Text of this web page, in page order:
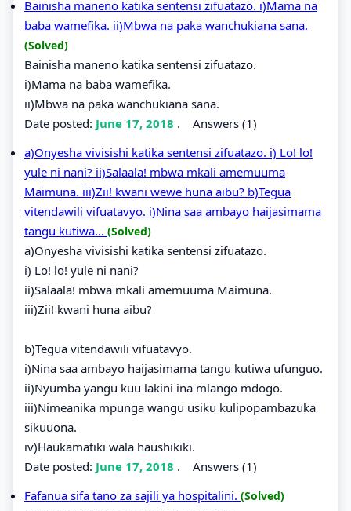
Bainisha maneno katika sentensi zifuatazo. i)Mama na
baba wamefika. ii)Mbwa na paka wanchukiana sana.
(Solved)
Bainisha maneno katika sentensi zifuatazo.
i)Mama na baba wamefika.
ii)Mbwa na paka wanchukiana sana.
Date posted: June 17, 2018 . Answers (1)
a)Onyesha vivisishi katika sentensi zifuatazo. i) Lo! lo!
yule ni nani? ii)Salaala! mbwa mkali amemuuma
Maimuna. iii)Zii! kwani wewe huna aibu? b)Tegua
vitendawili vifuatavyo. i)Nina saa ambayo haijasimama
tangu kutiwa... (Solved)
a)Onyesha vivisishi katika sentensi zifuatazo.
i) Lo! lo! yule ni nani?
ii)Salaala! mbwa mkali amemuuma Maimuna.
iii)Zii! kwani huna aibu?
b)Tegua vitendawili vifuatavyo.
i)Nina saa ambayo haijasimama tangu kutiwa ufunguo.
ii)Nyumba yangu kuu lakini ina mlango mdogo.
iii)Nimeanika mpunga wangu usiku kulipopambazuka
sikuuona.
iv)Haukamatiki wala haushikiki.
Date posted: June 17, 2018 . Answers (1)
Fafanua sifa tano za sajili ya hospitalini. (Solved)